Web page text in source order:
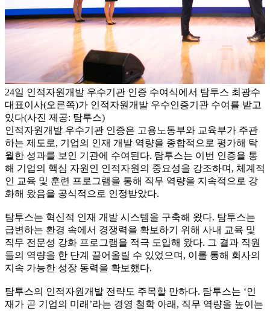
24일 인적자원개발 우수기관 인증 수여식에서 탐투스 최광수
대표이사(오른쪽)가 인적자원개발 우수인증기관 수여를 받고
있다(사진 제공: 탐투스)
인적자원개발 우수기관 인증은 고용노동부와 교육부가 주관
하는 제도로, 기업의 인재 개발 역량을 종합적으로 평가해 탁
월한 성과를 보인 기관에 수여된다. 탐투스는 이번 인증을 통
해 기업의 핵심 자원인 인적자원의 중요성을 강조하며, 체계적
인 교육 및 훈련 프로그램을 통해 직무 역량을 지속적으로 강
화해 왔음을 공식적으로 인정받았다.
탐투스는 혁신적 인재 개발 시스템을 구축해 왔다. 탐투스는
급변하는 환경 속에서 경쟁력을 확보하기 위해 사내 교육 및
직무 전문성 강화 프로그램을 적극 도입해 왔다. 그 결과 직원
들의 역량을 한 단계 끌어올릴 수 있었으며, 이를 통해 회사의
지속 가능한 성장 동력을 확보했다.
탐투스의 인적자원개발 전략도 주목할 만하다. 탐투스는 ‘인
재가 곧 기업의 미래’라는 경영 철학 아래, 직무 역량을 높이는